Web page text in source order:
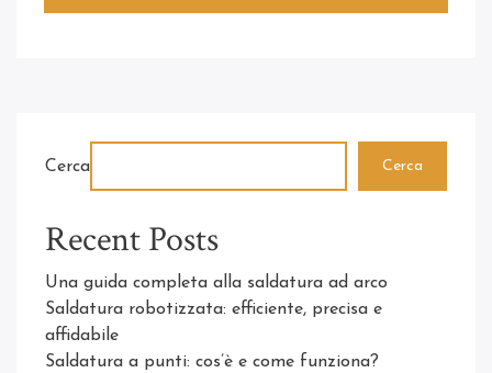
Cerca Cerca
Recent Posts
Una guida completa alla saldatura ad arco
Saldatura robotizzata: efficiente, precisa e
affidabile
Saldatura a punti: cos’è e come funziona?